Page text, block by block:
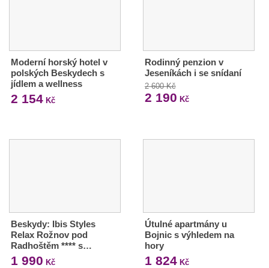
Moderní horský hotel v
polských Beskydech s
jídlem a wellness
2 154 Kč
Rodinný penzion v
Jeseníkách i se snídaní
2 600 Kč
2 190 Kč
Beskydy: Ibis Styles
Relax Rožnov pod
Radhoštěm **** s…
1 990 Kč
Útulné apartmány u
Bojnic s výhledem na
hory
1 824Kč